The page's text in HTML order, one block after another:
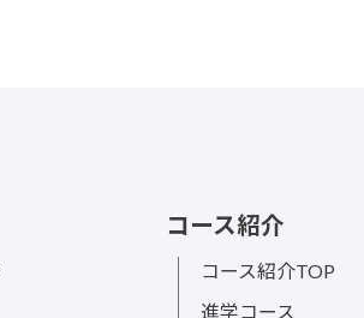
コース紹介
コース紹介TOP
進学コース